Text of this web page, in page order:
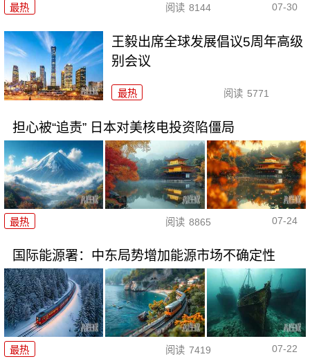
最热 阅读 8144 07-30
王毅出席全球发展倡议5周年高级
别会议
最热 阅读 5771
担心被“追责” 日本对美核电投资陷僵局
最热 阅读 8865 07-24
国际能源署：中东局势增加能源市场不确定性
最热 阅读 7419 07-22